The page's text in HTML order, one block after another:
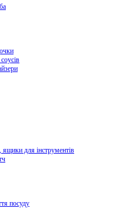
ящики для інструментів
посуду